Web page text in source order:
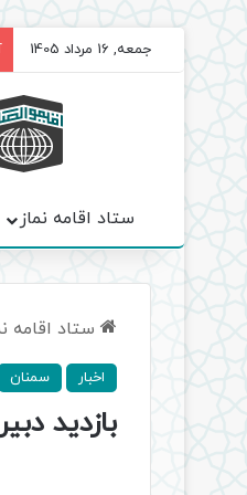
جمعه, 16 مرداد 1405
ستاد اقامه نماز
ستاد اقامه
اخبار سمنان
بازدید